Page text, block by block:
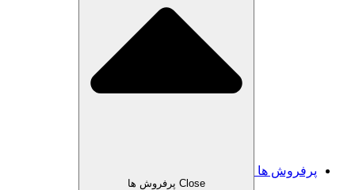
پرفروش ها
Close پرفروش ها